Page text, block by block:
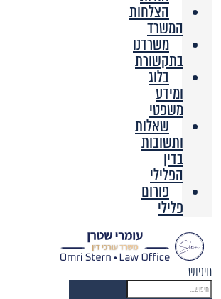
הצלחות
המשרד
משרדנו
בתקשורת
בלוג
ומידע
משפטי
שאלות
ותשובות
בדין
הפלילי
פורום
פלילי
חיפוש